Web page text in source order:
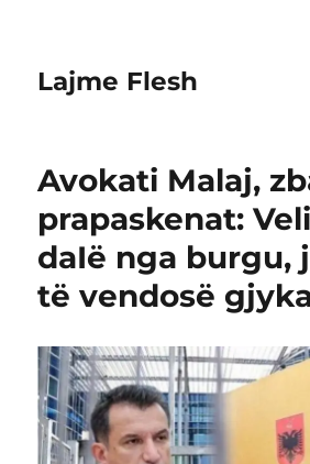
Lajme Flesh
Avokati Malaj,
prapaskenat:
daIë nga burgu,
të vendosë